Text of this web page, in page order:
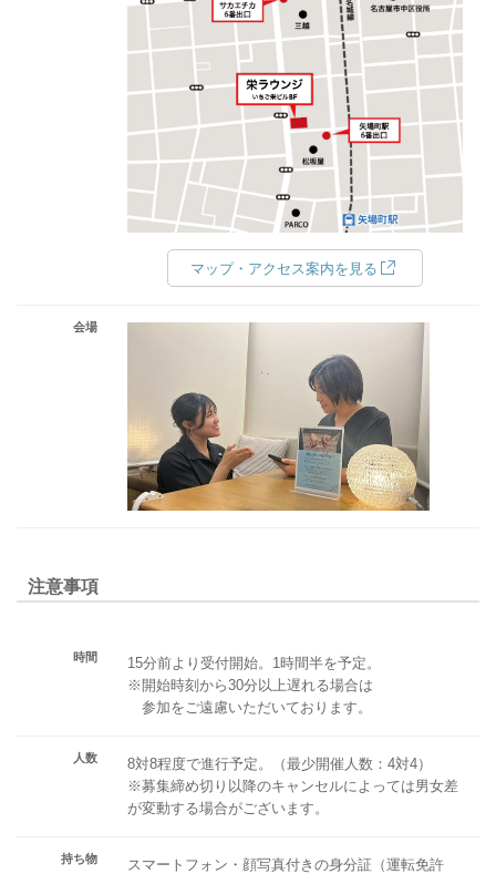
マップ・アクセス案内を見る
会場
注意事項
時間
15分前より受付開始。1時間半を予定。
※開始時刻から30分以上遅れる場合は
参加をご遠慮いただいております。
人数
8対8程度で進行予定。（最少開催人数：4対4）
※募集締め切り以降のキャンセルによっては男女差
が変動する場合がございます。
持ち物
スマートフォン・顔写真付きの身分証（運転免許